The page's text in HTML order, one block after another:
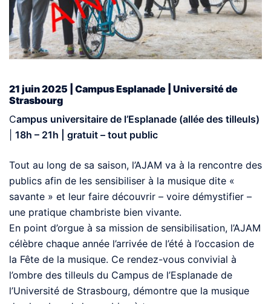
21 juin 2025 | Campus Esplanade | Université de
Strasbourg
Campus universitaire de l’Esplanade (allée des tilleuls)
18h – 21h | gratuit – tout public
Tout au long de sa saison, l’AJAM va à la rencontre des
publics afin de les sensibiliser à la musique dite «
savante » et leur faire découvrir – voire démystifier –
une pratique chambriste bien vivante.
En point d’orgue à sa mission de sensibilisation, l’AJAM
célèbre chaque année l’arrivée de l’été à l’occasion de
la Fête de la musique. Ce rendez-vous convivial à
l’ombre des tilleuls du Campus de l’Esplanade de
l’Université de Strasbourg, démontre que la musique